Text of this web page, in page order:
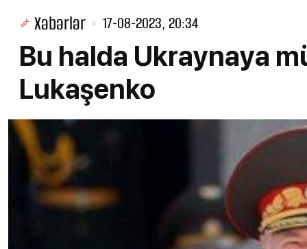
Xəbərlər 17-08-2023, 20:34
Bu halda Ukraynaya
Lukaşenko